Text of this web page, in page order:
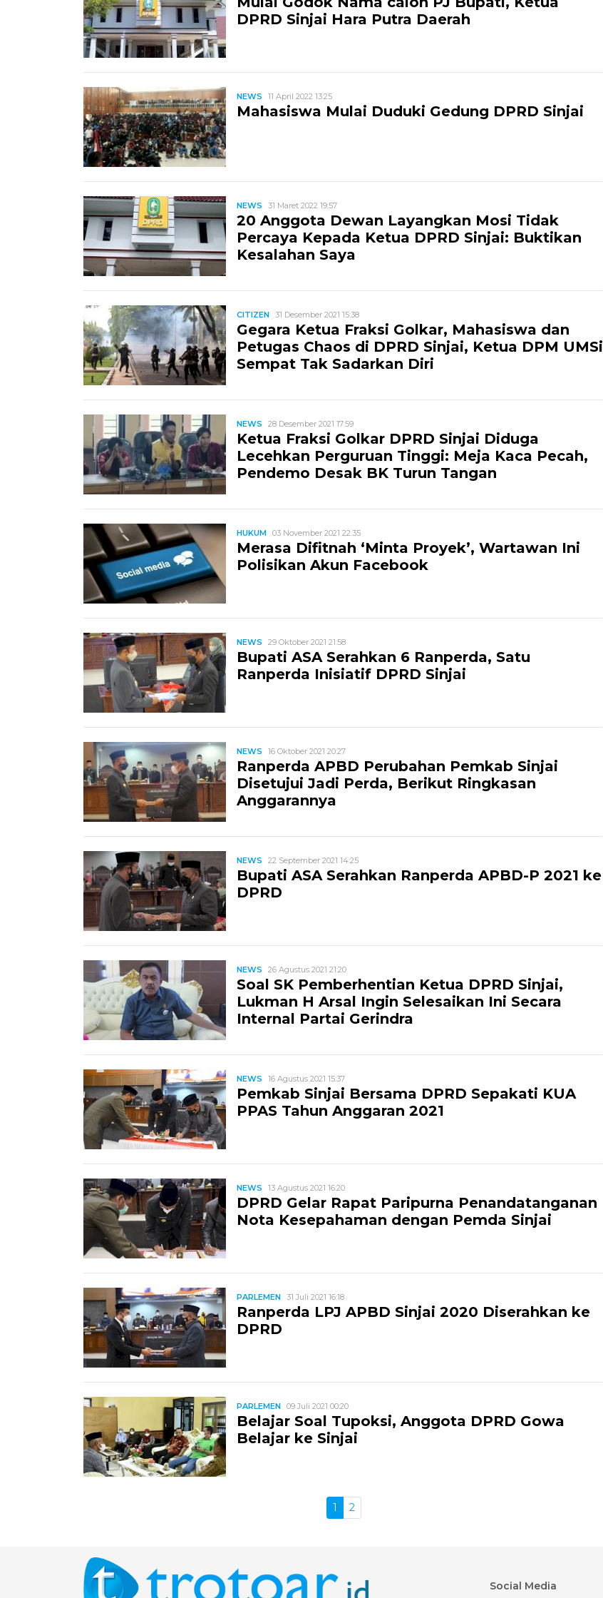
DPRD Sinjai Hara Putra Daerah
NEWS 11 April 2022 13:25
Mahasiswa Mulai Duduki Gedung DPRD Sinjai
NEWS 31 Maret 2022 19:57
20 Anggota Dewan Layangkan Mosi Tidak
Percaya Kepada Ketua DPRD Sinjai: Buktikan
Kesalahan Saya
CITIZEN 31 Desember 2021 15:38
Gegara Ketua Fraksi Golkar, Mahasiswa dan
Petugas Chaos di DPRD Sinjai, Ketua DPM UMSi
Sempat Tak Sadarkan Diri
NEWS 28 Desember 2021 17:59
Ketua Fraksi Golkar DPRD Sinjai Diduga
Lecehkan Perguruan Tinggi: Meja Kaca Pecah,
Pendemo Desak BK Turun Tangan
HUKUM 03 November 2021 22:35
Merasa Difitnah ‘Minta Proyek’, Wartawan Ini
Polisikan Akun Facebook
NEWS 29 Oktober 2021 21:58
Bupati ASA Serahkan 6 Ranperda, Satu
Ranperda Inisiatif DPRD Sinjai
NEWS 16 Oktober 2021 20:27
Ranperda APBD Perubahan Pemkab Sinjai
Disetujui Jadi Perda, Berikut Ringkasan
Anggarannya
NEWS 22 September 2021 14:25
Bupati ASA Serahkan Ranperda APBD-P 2021 ke
DPRD
NEWS 26 Agustus 2021 21:20
Soal SK Pemberhentian Ketua DPRD Sinjai,
Lukman H Arsal Ingin Selesaikan Ini Secara
Internal Partai Gerindra
NEWS 16 Agustus 2021 15:37
Pemkab Sinjai Bersama DPRD Sepakati KUA
PPAS Tahun Anggaran 2021
NEWS 13 Agustus 2021 16:20
DPRD Gelar Rapat Paripurna Penandatanganan
Nota Kesepahaman dengan Pemda Sinjai
PARLEMEN 31 Juli 2021 16:18
Ranperda LPJ APBD Sinjai 2020 Diserahkan ke
DPRD
PARLEMEN 09 Juli 2021 00:20
Belajar Soal Tupoksi, Anggota DPRD Gowa
Belajar ke Sinjai
1 2
Social Media